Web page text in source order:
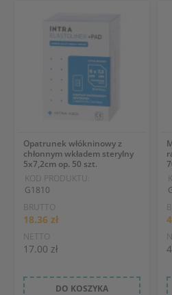
Opatrunek włókninowy z
chłonnym wkładem sterylny
5x7,2cm op. 50 szt.
KOD PRODUKTU:
G1810
BRUTTO
18.36 zł
NETTO
17.00 zł
DO KOSZYKA